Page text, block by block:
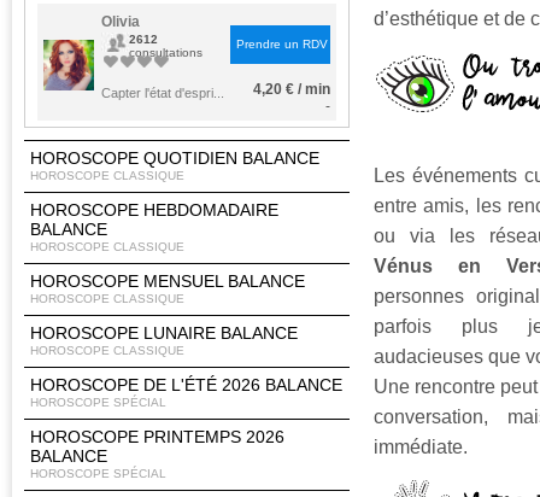
Olivia
2612
consultations
Capter l'état d'espri...
Prendre un RDV
4,20 € / min
-
HOROSCOPE QUOTIDIEN BALANCE
HOROSCOPE CLASSIQUE
HOROSCOPE HEBDOMADAIRE
BALANCE
HOROSCOPE CLASSIQUE
HOROSCOPE MENSUEL BALANCE
HOROSCOPE CLASSIQUE
HOROSCOPE LUNAIRE BALANCE
HOROSCOPE CLASSIQUE
HOROSCOPE DE L'ÉTÉ 2026 BALANCE
HOROSCOPE SPÉCIAL
HOROSCOPE PRINTEMPS 2026
BALANCE
HOROSCOPE SPÉCIAL
d’esthétique et de
Les événements
entre amis, les
ou via les
Vénus en
personnes
parfois plus
audacieuses que
Une rencontre
conversation,
immédiate.